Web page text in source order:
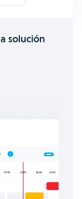
solución